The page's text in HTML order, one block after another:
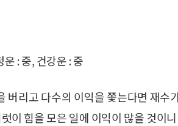
: 중, 건강운 : 중
버리고 다수의 이익을 쫓는다면 재수
이 힘을 모은 일에 이익이 많을 것이